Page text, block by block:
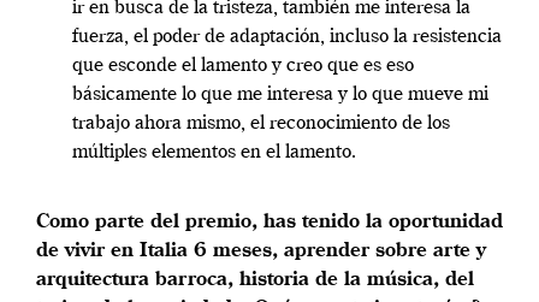
ir en busca de la tristeza, también me interesa la
fuerza, el poder de adaptación, incluso la resistencia
que esconde el lamento y creo que es eso
básicamente lo que me interesa y lo que mueve mi
trabajo ahora mismo, el reconocimiento de los
múltiples elementos en el lamento.
Como parte del premio, has tenido la oportunidad
de vivir en Italia 6 meses, aprender sobre arte y
arquitectura barroca, historia de la música, del